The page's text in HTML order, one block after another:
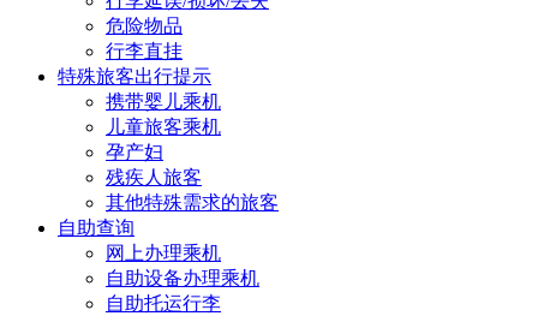
危险物品
行李直挂
特殊旅客出行提示
携带婴儿乘机
儿童旅客乘机
孕产妇
残疾人旅客
其他特殊需求的旅客
自助查询
网上办理乘机
自助设备办理乘机
自助托运行李